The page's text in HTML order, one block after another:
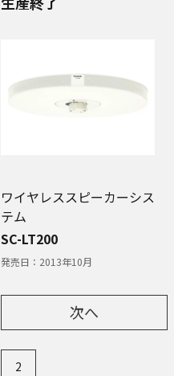
ワイヤレススピーカーシス
テム
SC-LT200
発売日： 2013年10月
2
次へ